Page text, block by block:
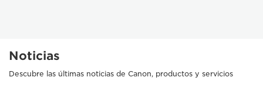
Noticias
Descubre las últimas noticias de Canon, productos y servicios